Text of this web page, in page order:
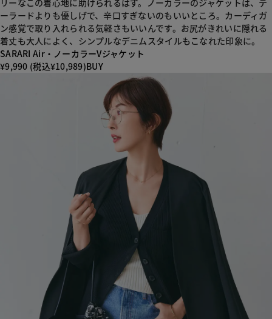
ーラードよりも優しげで、辛口すぎないのもいいところ。カーディガ
ン感覚で取り入れられる気軽さもいいんです。お尻がきれいに隠れる
着丈も大人によく、シンプルなデニムスタイルもこなれた印象に。
SARARI Air・ノーカラーVジャケット
¥9,990 (税込¥10,989)BUY